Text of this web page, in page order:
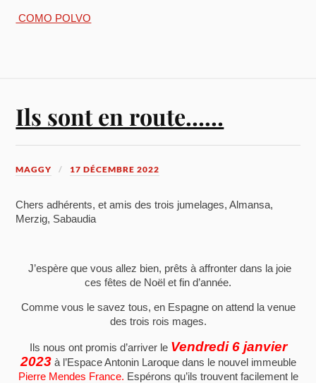
COMO POLVO
Ils sont en route……
MAGGY 17 DÉCEMBRE 2022
Chers adhérents, et amis des trois jumelages, Almansa,
Merzig, Sabaudia
J’espère que vous allez bien, prêts à affronter dans la joie
ces fêtes de Noël et fin d’année.
Comme vous le savez tous, en Espagne on attend la venue
des trois rois mages.
Ils nous ont promis d’arriver le Vendredi 6 janvier
2023à l’Espace Antonin Laroque dans le nouvel immeuble
Pierre Mendes France. Espérons qu’ils trouvent facilement le